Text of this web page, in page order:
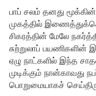
பாப் சலம் தனது
முகத்தில்
சிகரத்தின் மேலே
சுற்றுலாப் பயணிகளின்
ஏழு நாட்களில் இந்த
முடிக்கும் நான்காவது
பொறுமையாகச்